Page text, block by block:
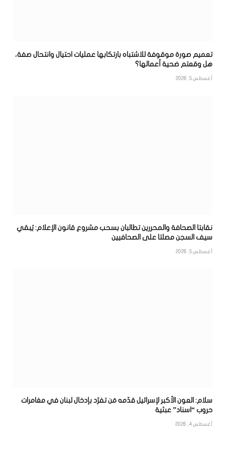
تعميم صورة موقوفة للاشتباه بارتكابها عمليات احتيال وانتحال صفة،
هل وقعتم ضحية أعمالها؟
أغسطس 5, 2026
نقابتا الصحافة والمحررين تطالبان بسحب مشروع قانون الإعلام: يُبقي
سيف السجن مصلتا على الصحافيين
أغسطس 5, 2026
سلام: العون الأكبر لإسرائيل قدّمه مَن تفرّد بإدخال لبنان في مغامرات
حروب “اسناد” عبثية
أغسطس 4, 2026